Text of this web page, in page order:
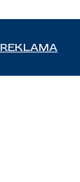
REKLAMA